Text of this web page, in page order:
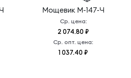
Мощевик М-147-Ч
Ср. цена:
2 074.80 ₽
Ср. опт. цена:
1 037.40 ₽